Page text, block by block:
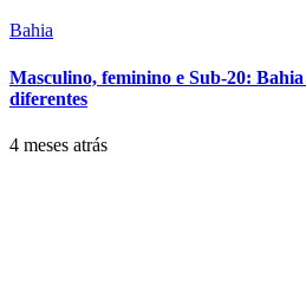
Bahia
Masculino, feminino e Sub-20:
diferentes
4 meses atrás